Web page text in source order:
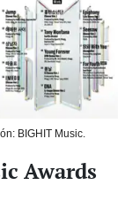
BIGHIT Music.
Awards